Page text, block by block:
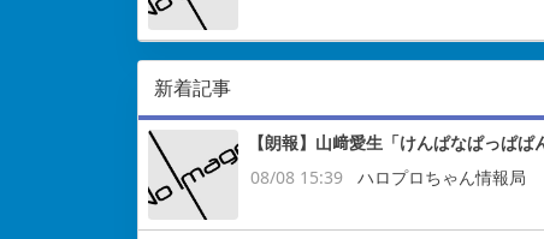
新着記事
【朗報】山﨑愛生「けんぱなぱっぱ
08/08 15:39
ハロプロちゃん情報局